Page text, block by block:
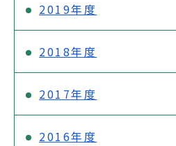
2019年度
2018年度
2017年度
2016年度